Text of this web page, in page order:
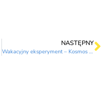
NASTĘPNY
Wakacyjny eksperyment – Kosmos w słoiku